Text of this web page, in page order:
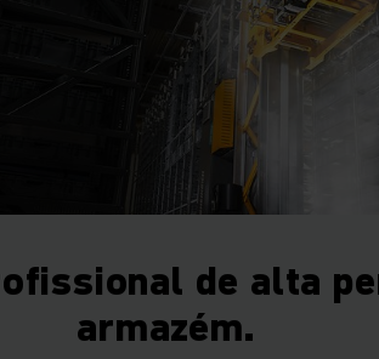
de alta
armazém.